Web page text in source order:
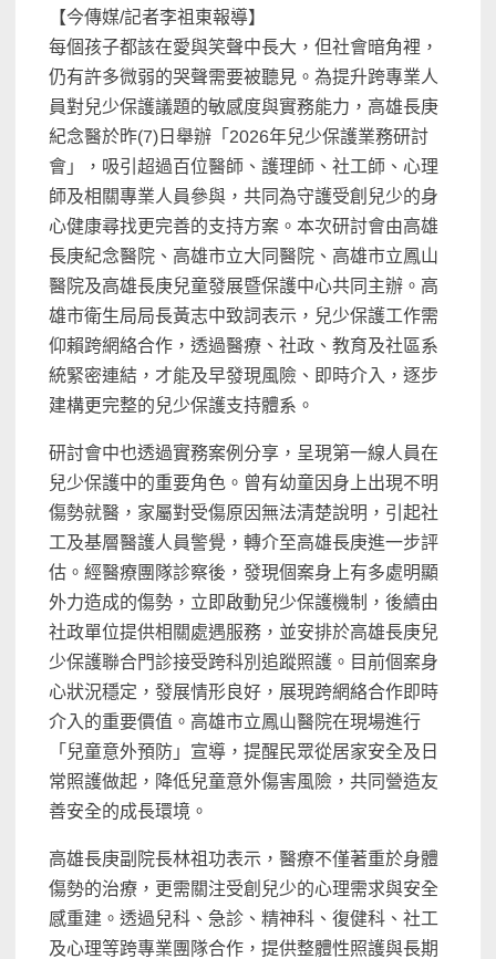
【今傳媒/記者李祖東報導】
每個孩子都該在愛與笑聲中長大，但社會暗角裡，
仍有許多微弱的哭聲需要被聽見。為提升跨專業人
員對兒少保護議題的敏感度與實務能力，高雄長庚
紀念醫於昨(7)日舉辦「2026年兒少保護業務研討
會」，吸引超過百位醫師、護理師、社工師、心理
師及相關專業人員參與，共同為守護受創兒少的身
心健康尋找更完善的支持方案。本次研討會由高雄
長庚紀念醫院、高雄市立大同醫院、高雄市立鳳山
醫院及高雄長庚兒童發展暨保護中心共同主辦。高
雄市衛生局局長黃志中致詞表示，兒少保護工作需
仰賴跨網絡合作，透過醫療、社政、教育及社區系
統緊密連結，才能及早發現風險、即時介入，逐步
建構更完整的兒少保護支持體系。
研討會中也透過實務案例分享，呈現第一線人員在
兒少保護中的重要角色。曾有幼童因身上出現不明
傷勢就醫，家屬對受傷原因無法清楚說明，引起社
工及基層醫護人員警覺，轉介至高雄長庚進一步評
估。經醫療團隊診察後，發現個案身上有多處明顯
外力造成的傷勢，立即啟動兒少保護機制，後續由
社政單位提供相關處遇服務，並安排於高雄長庚兒
少保護聯合門診接受跨科別追蹤照護。目前個案身
心狀況穩定，發展情形良好，展現跨網絡合作即時
介入的重要價值。高雄市立鳳山醫院在現場進行
「兒童意外預防」宣導，提醒民眾從居家安全及日
常照護做起，降低兒童意外傷害風險，共同營造友
善安全的成長環境。
高雄長庚副院長林祖功表示，醫療不僅著重於身體
傷勢的治療，更需關注受創兒少的心理需求與安全
感重建。透過兒科、急診、精神科、復健科、社工
及心理等跨專業團隊合作，提供整體性照護與長期